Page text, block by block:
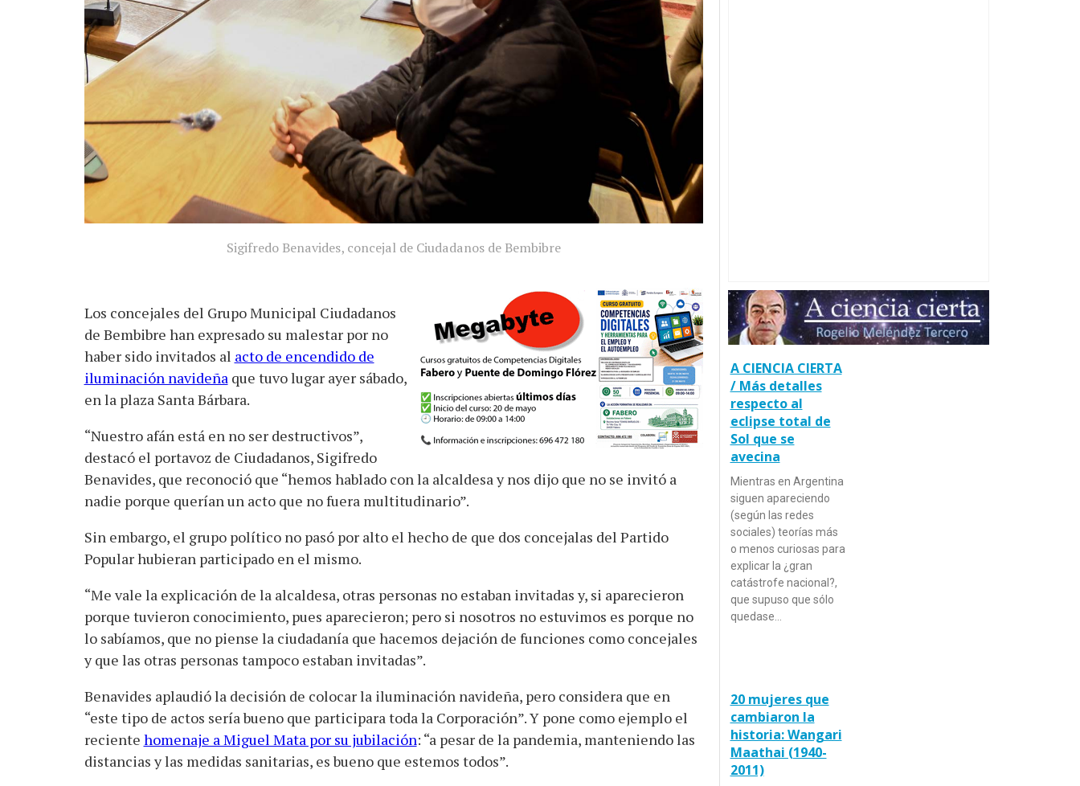
Sigifredo Benavides, concejal de Ciudadanos de Bembibre
Los concejales del Grupo Municipal Ciudadanos
de Bembibre han expresado su malestar por no
haber sido invitados al acto de encendido de
iluminación navideña que tuvo lugar ayer sábado,
en la plaza Santa Bárbara.
“Nuestro afán está en no ser destructivos”,
destacó el portavoz de Ciudadanos, Sigifredo
Benavides, que reconoció que “hemos hablado con la alcaldesa y nos dijo que no se invitó a
nadie porque querían un acto que no fuera multitudinario”.
Sin embargo, el grupo político no pasó por alto el hecho de que dos concejalas del Partido
Popular hubieran participado en el mismo.
“Me vale la explicación de la alcaldesa, otras personas no estaban invitadas y, si aparecieron
porque tuvieron conocimiento, pues aparecieron; pero si nosotros no estuvimos es porque no
lo sabíamos, que no piense la ciudadanía que hacemos dejación de funciones como concejales
y que las otras personas tampoco estaban invitadas”.
Benavides aplaudió la decisión de colocar la iluminación navideña, pero considera que en
“este tipo de actos sería bueno que participara toda la Corporación”. Y pone como ejemplo el
reciente homenaje a Miguel Mata por su jubilación: “a pesar de la pandemia, manteniendo las
distancias y las medidas sanitarias, es bueno que estemos todos”.
A CIENCIA CIERTA
/ Más detalles
respecto al
eclipse total de
Sol que se
avecina
Mientras en Argentina
siguen apareciendo
(según las redes
sociales) teorías más
o menos curiosas para
explicar la ¿gran
catástrofe nacional?,
que supuso que sólo
quedase…
20 mujeres que
cambiaron la
historia: Wangari
Maathai (1940-
2011)